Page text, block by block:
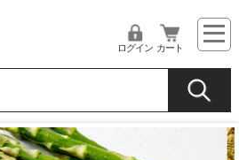
ログイン カート